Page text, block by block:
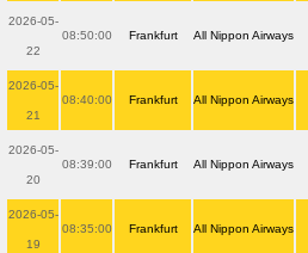
2026-05-
22
08:50:00 Frankfurt All Nippon Airways
2026-05-
21
08:40:00 Frankfurt All Nippon Airways
2026-05-
20
08:39:00 Frankfurt All Nippon Airways
2026-05-
19
08:35:00 Frankfurt All Nippon Airways